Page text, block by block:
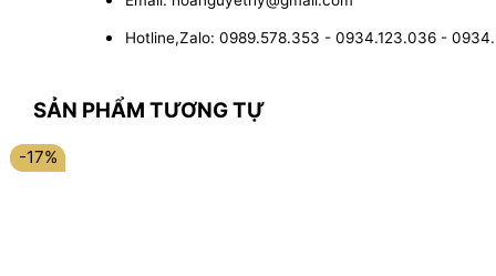
Hotline,Zalo: 0989.578.353 - 0934.123.036 -
SẢN PHẨM TƯƠNG TỰ
-17%